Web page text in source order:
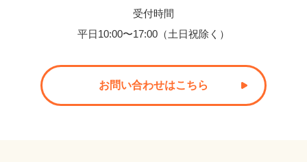
受付時間
平日10:00〜17:00（土日祝除く）
お問い合わせはこちら